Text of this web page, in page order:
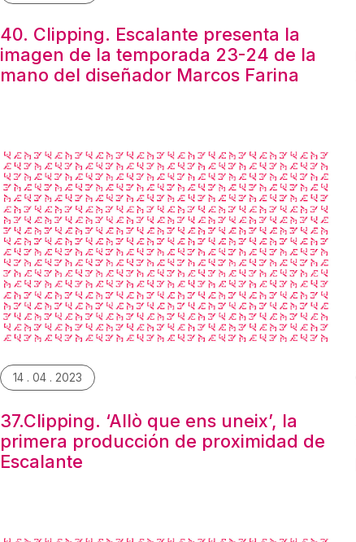
40. Clipping. Escalante presenta la
imagen de la temporada 23-24 de la
mano del diseñador Marcos Farina
14 . 04 . 2023
37.Clipping. ‘Allò que ens uneix’, la
primera producción de proximidad de
Escalante